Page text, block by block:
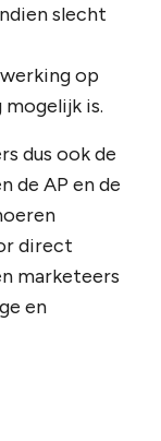
slecht
op
mogelijk is.
dus ook de
de AP en de
direct
marketeers
en